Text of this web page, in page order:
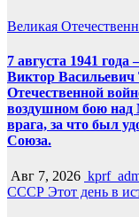
Великая
7 августа 1941 года
Виктор
Отечественной
воздушном бою
врага, за что был
Союза.
Авг 7, 2026
СССР Этот день в